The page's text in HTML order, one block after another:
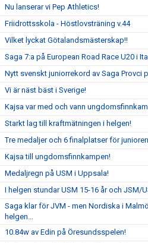
Nu lanserar vi Pep Athletics!
Friidrottsskola - Höstlovsträning v.44
Vilket lyckat Götalandsmästerskap!!
Saga 7:a på European Road Race U20 i
Nytt svenskt juniorrekord av Saga Provci
Vi är näst bäst i Sverige!
Kajsa var med och vann
Starkt lag till kraftmätningen i helgen!
Tre medaljer och 6 finalplatser för
Kajsa till ungdomsfinnkampen!
Medaljregn på USM i Uppsala!
I helgen stundar USM 15-16 år och JSM/
Saga klar för JVM - men Nordiska i Malmö
helgen...
10.84w av Edin på Öresundsspelen!